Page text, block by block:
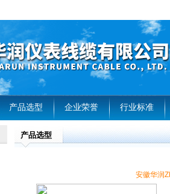
产品选型 企业荣誉 行业标准
产品选型
安徽华润